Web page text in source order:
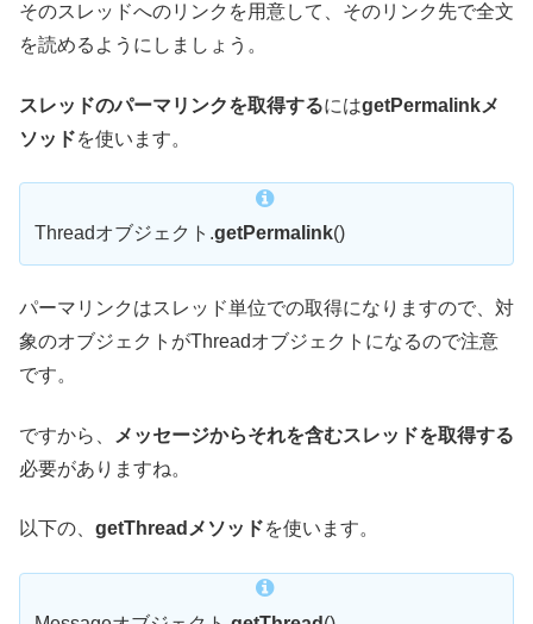
そのスレッドへのリンクを用意して、そのリンク先で全文
を読めるようにしましょう。
スレッドのパーマリンクを取得するにはgetPermalinkメ
ソッドを使います。
Threadオブジェクト.getPermalink()
パーマリンクはスレッド単位での取得になりますので、対
象のオブジェクトがThreadオブジェクトになるので注意
です。
ですから、
メッセージからそれを含むスレッドを取得する
必要がありますね。
以下の、 getThreadメソッドを使います。